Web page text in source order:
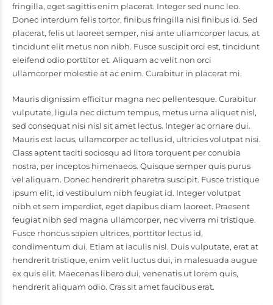
fringilla, eget sagittis enim placerat. Integer sed nunc leo.
Donec interdum felis tortor, finibus fringilla nisi finibus id. Sed
placerat, felis ut laoreet semper, nisi ante ullamcorper lacus, at
tincidunt elit metus non nibh. Fusce suscipit orci est, tincidunt
eleifend odio porttitor et. Aliquam ac velit non orci
ullamcorper molestie at ac enim. Curabitur in placerat mi.
Mauris dignissim efficitur magna nec pellentesque. Curabitur
vulputate, ligula nec dictum tempus, metus urna aliquet nisl,
sed consequat nisi nisl sit amet lectus. Integer ac ornare dui.
Mauris est lacus, ullamcorper ac tellus id, ultricies volutpat nisi.
Class aptent taciti sociosqu ad litora torquent per conubia
nostra, per inceptos himenaeos. Quisque semper quis purus
vel aliquam. Donec hendrerit pharetra suscipit. Fusce tristique
ipsum elit, id vestibulum nibh feugiat id. Integer volutpat
nibh et sem imperdiet, eget dapibus diam laoreet. Praesent
feugiat nibh sed magna ullamcorper, nec viverra mi tristique.
Fusce rhoncus sapien ultrices, porttitor lectus id,
condimentum dui. Etiam at iaculis nisl. Duis vulputate, erat at
hendrerit tristique, enim velit luctus dui, in malesuada augue
ex quis elit. Maecenas libero dui, venenatis ut lorem quis,
hendrerit aliquam odio. Cras sit amet faucibus erat.